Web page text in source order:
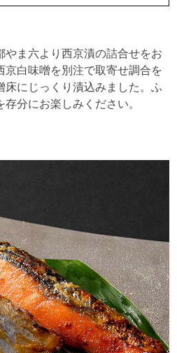
やま六より西京漬の詰合せをお
京白味噌を別注で取寄せ調合を
床にじっくり漬込みました。ふ
分にお楽しみください。